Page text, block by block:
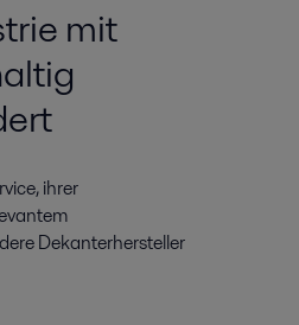
mit
ihrer
Dekanterhersteller